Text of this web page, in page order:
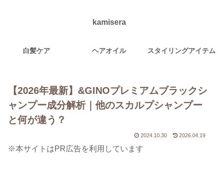
kamisera
白髪ケア ヘアオイル スタイリングアイテム
【2026年最新】&GINOプレミアムブラックシ
ャンプー成分解析｜他のスカルプシャンプー
と何が違う？
2024.10.30 2026.04.19
※本サイトはPR広告を利用しています